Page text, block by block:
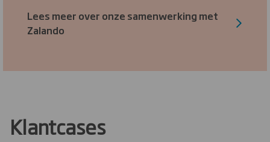
Lees meer over onze samenwerking met
Zalando
Klantcases